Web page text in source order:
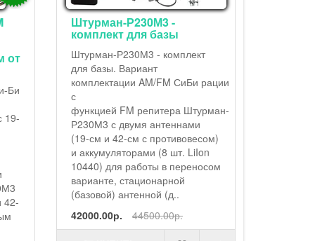
LiIon
LiIon 10440) для работы в
переносом варианте,
проволочной стационарной
(баз..
34000.00р.
36000.00р.